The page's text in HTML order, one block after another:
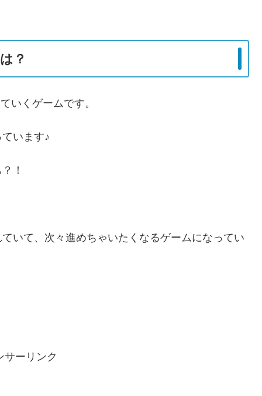
？
いくゲームです。
います♪
！
いて、次々進めちゃいたくなるゲームになってい
サーリンク